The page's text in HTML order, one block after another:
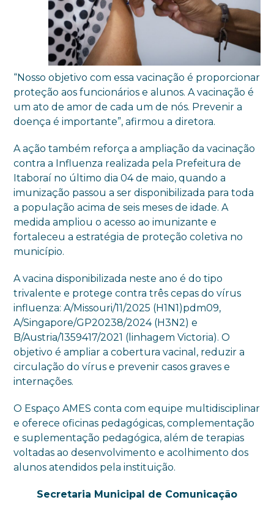
“Nosso objetivo com essa vacinação é proporcionar
proteção aos funcionários e alunos. A vacinação é
um ato de amor de cada um de nós. Prevenir a
doença é importante”, afirmou a diretora.
A ação também reforça a ampliação da vacinação
contra a Influenza realizada pela Prefeitura de
Itaboraí no último dia 04 de maio, quando a
imunização passou a ser disponibilizada para toda
a população acima de seis meses de idade. A
medida ampliou o acesso ao imunizante e
fortaleceu a estratégia de proteção coletiva no
município.
A vacina disponibilizada neste ano é do tipo
trivalente e protege contra três cepas do vírus
influenza: A/Missouri/11/2025 (H1N1)pdm09,
A/Singapore/GP20238/2024 (H3N2) e
B/Austria/1359417/2021 (linhagem Victoria). O
objetivo é ampliar a cobertura vacinal, reduzir a
circulação do vírus e prevenir casos graves e
internações.
O Espaço AMES conta com equipe multidisciplinar
e oferece oficinas pedagógicas, complementação
e suplementação pedagógica, além de terapias
voltadas ao desenvolvimento e acolhimento dos
alunos atendidos pela instituição.
Secretaria Municipal de Comunicação